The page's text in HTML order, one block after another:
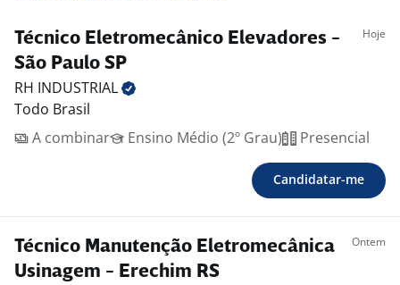
Técnico Eletromecânico Elevadores -
São Paulo SP
Hoje
RH INDUSTRIAL
Todo Brasil
A combinar
Ensino Médio (2º Grau) Presencial
Candidatar-me
Técnico Manutenção Eletromecânica
Usinagem - Erechim RS
Ontem